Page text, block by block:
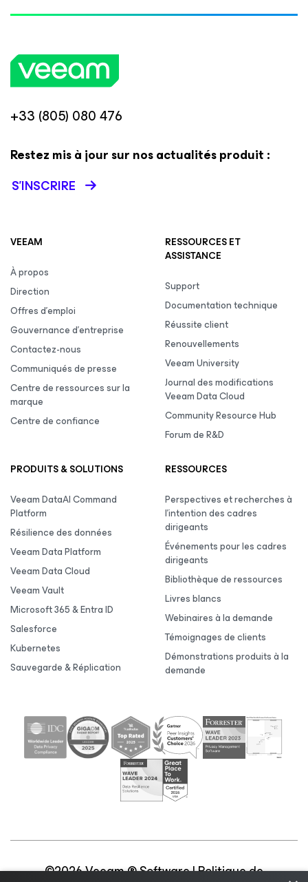
+33 (805) 080 476
Restez mis à jour sur nos actualités produit :
S’INSCRIRE
VEEAM
À propos
Direction
Offres d’emploi
Gouvernance d’entreprise
Contactez-nous
Communiqués de presse
Centre de ressources sur la
marque
Centre de confiance
RESSOURCES ET
ASSISTANCE
Support
Documentation technique
Réussite client
Renouvellements
Veeam University
Journal des modifications
Veeam Data Cloud
Community Resource Hub
Forum de R&D
PRODUITS & SOLUTIONS
Veeam DataAI Command
Platform
Résilience des données
Veeam Data Platform
Veeam Data Cloud
Veeam Vault
Microsoft 365 & Entra ID
Salesforce
Kubernetes
Sauvegarde & Réplication
RESSOURCES
Perspectives et recherches à
l’intention des cadres
dirigeants
Événements pour les cadres
dirigeants
Bibliothèque de ressources
Livres blancs
Webinaires à la demande
Témoignages de clients
Démonstrations produits à la
demande
©2026 Veeam ® Software |Politique de